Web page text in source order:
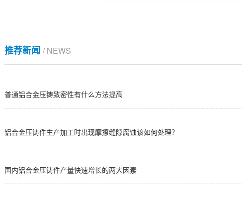
推荐新闻 / NEWS
普通铝合金压铸致密性有什么方法提高
铝合金压铸件生产加工时出现摩擦缝隙腐蚀该如何处理？
国内铝合金压铸件产量快速增长的两大因素